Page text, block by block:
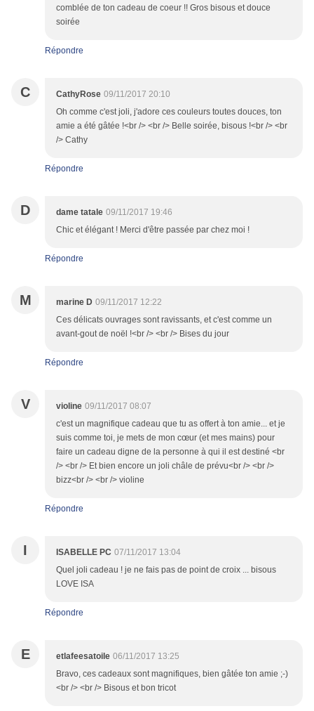
comblée de ton cadeau de coeur !! Gros bisous et douce
soirée
Répondre
C CathyRose 09/11/2017 20:10
Oh comme c'est joli, j'adore ces couleurs toutes douces, ton
amie a été gâtée !<br /> <br /> Belle soirée, bisous !<br /> <br
/> Cathy
Répondre
D dame tatale 09/11/2017 19:46
Chic et élégant ! Merci d'être passée par chez moi !
Répondre
M marine D 09/11/2017 12:22
Ces délicats ouvrages sont ravissants, et c'est comme un
avant-gout de noël !<br /> <br /> Bises du jour
Répondre
V violine 09/11/2017 08:07
c'est un magnifique cadeau que tu as offert à ton amie... et je
suis comme toi, je mets de mon cœur (et mes mains) pour
faire un cadeau digne de la personne à qui il est destiné <br
/> <br /> Et bien encore un joli châle de prévu<br /> <br />
bizz<br /> <br /> violine
Répondre
I ISABELLE PC 07/11/2017 13:04
Quel joli cadeau ! je ne fais pas de point de croix ... bisous
LOVE ISA
Répondre
E etlafeesatoile 06/11/2017 13:25
Bravo, ces cadeaux sont magnifiques, bien gâtée ton amie ;-)
<br /> <br /> Bisous et bon tricot